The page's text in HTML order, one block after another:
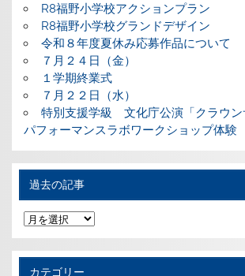
R8福野小学校アクションプラン
R8福野小学校グランドデザイン
令和８年度夏休み応募作品について
７月２４日（金）
１学期終業式
７月２２日（水）
特別支援学級 文化庁公演「クラウ
パフォーマンスラボワークショップ体験
過去の記事
過
去
の
記
カテゴリー